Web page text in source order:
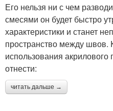
Его нельзя ни с чем
смесями он будет быстро
характеристики и станет
пространство между швов.
использования
отнести:
читать дальше →